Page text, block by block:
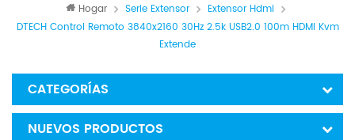
Hogar Serie Extensor
Extensor Hdmi
DTECH Control Remoto 3840x2160 30Hz 2.5k USB2.0 100m HDMI Kvm
Extende
CATEGORÍAS
NUEVOS PRODUCTOS